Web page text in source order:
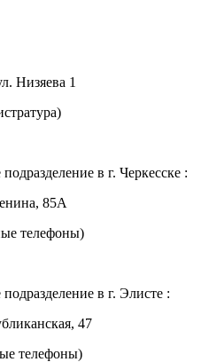
Низяева 1
в г. Черкесске :
85А
телефоны)
в г. Элисте :
47
телефоны)